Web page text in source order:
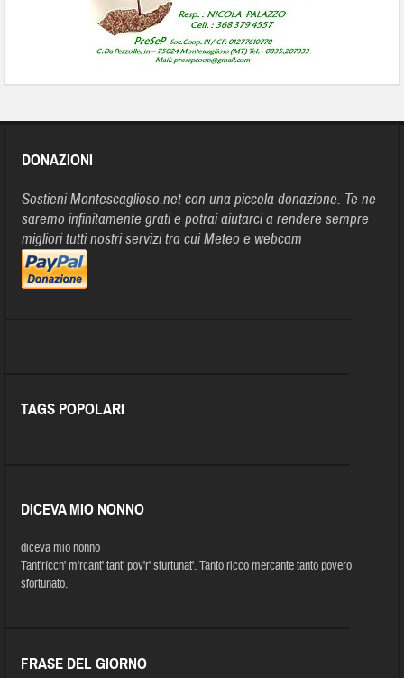
DONAZIONI
Sostieni Montescaglioso.net con una piccola donazione. Te ne
saremo infinitamente grati e potrai aiutarci a rendere sempre
migliori tutti nostri servizi tra cui Meteo e webcam
TAGS POPOLARI
DICEVA MIO NONNO
diceva mio nonno
Tant'rícch' m'rcant' tant' pov'r' sfurtunat'. Tanto ricco mercante tanto povero
sfortunato.
FRASE DEL GIORNO